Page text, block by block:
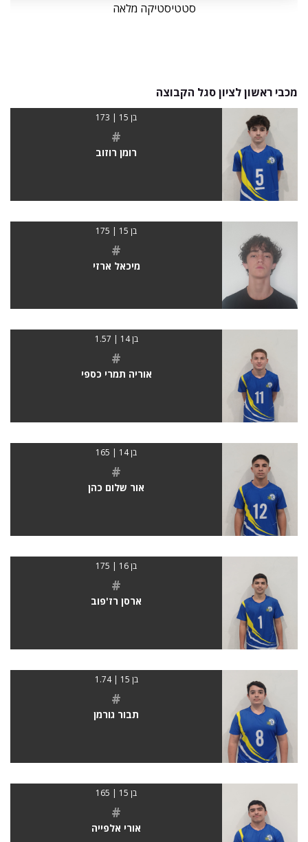
סטטיסטיקה מלאה
מכבי ראשון לציון סגל הקבוצה
בן 15 | 173
#
רומן רוזוב
בן 15 | 175
#
מיכאל ארזי
בן 14 | 1.57
#
אוריה תמרי כספי
בן 14 | 165
#
אור שלום כהן
בן 16 | 175
#
ארסן רז'פוב
בן 15 | 1.74
#
תבור גורמן
בן 15 | 165
#
אורי אלפייה